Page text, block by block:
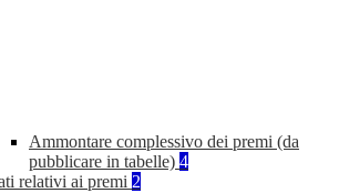
Ammontare complessivo dei premi (da
pubblicare in tabelle) 4
relativi ai premi 2